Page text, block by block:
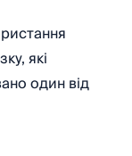
які
один від